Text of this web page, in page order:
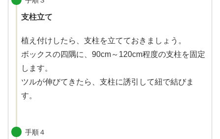
支柱立て
植え付けしたら、支柱を立てておきましょう。
ボックスの四隅に、90cm～120cm程度の支柱を固定
します。
ツルが伸びてきたら、支柱に誘引して紐で結びま
す。
手順４